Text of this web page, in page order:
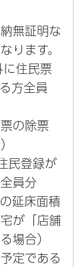
無証明な
ります。
に住民票
方全員
の除票
民登録が
員分
延床面積
が「店舗
場合）
定である